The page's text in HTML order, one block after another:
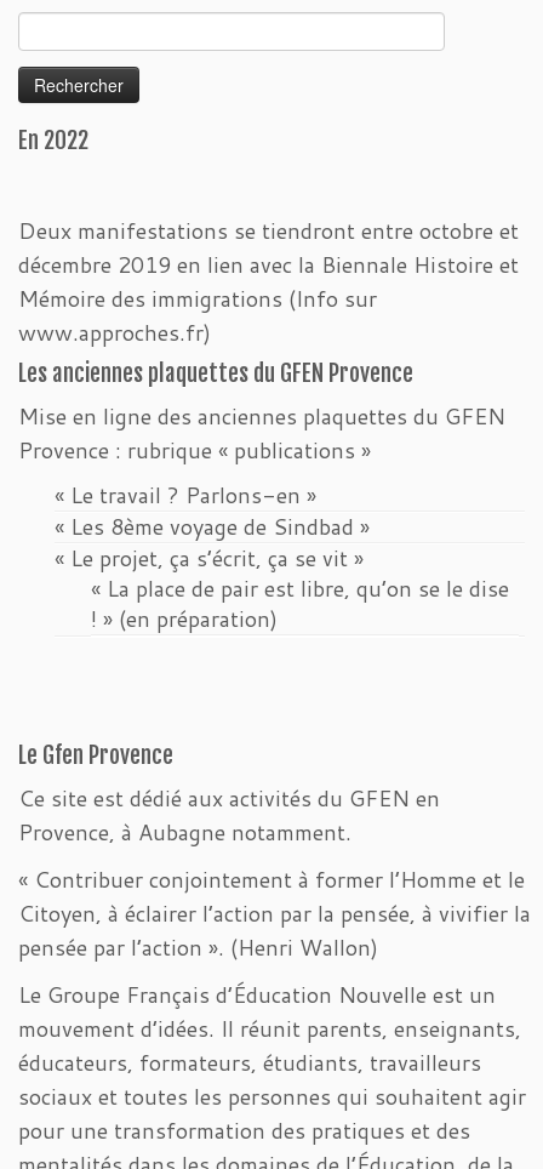
En 2022
Deux manifestations se tiendront entre octobre et
décembre 2019 en lien avec la Biennale Histoire et
Mémoire des immigrations (Info sur
www.approches.fr)
Les anciennes plaquettes du GFEN Provence
Mise en ligne des anciennes plaquettes du GFEN
Provence : rubrique « publications »
« Le travail ? Parlons-en »
« Les 8ème voyage de Sindbad »
« Le projet, ça s’écrit, ça se vit »
« La place de pair est libre, qu’on se le dise
! » (en préparation)
Le Gfen Provence
Ce site est dédié aux activités du GFEN en
Provence, à Aubagne notamment.
« Contribuer conjointement à former l’Homme et le
Citoyen, à éclairer l’action par la pensée, à vivifier la
pensée par l’action ». (Henri Wallon)
Le Groupe Français d’Éducation Nouvelle est un
mouvement d’idées. Il réunit parents, enseignants,
éducateurs, formateurs, étudiants, travailleurs
sociaux et toutes les personnes qui souhaitent agir
pour une transformation des pratiques et des